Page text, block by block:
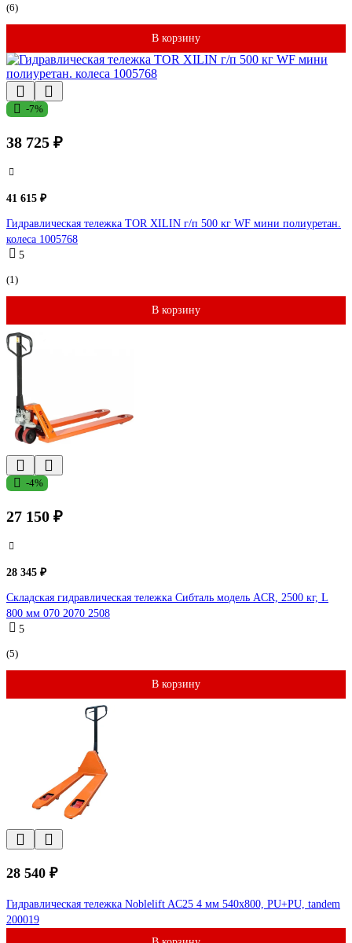
(6)
В корзину
-7%
38 725 ₽
41 615 ₽
Гидравлическая тележка TOR XILIN г/п 500 кг WF мини полиуретан.
колеса 1005768
5
(1)
В корзину
-4%
27 150 ₽
28 345 ₽
Складская гидравлическая тележка Сибталь модель ACR, 2500 кг, L
800 мм 070 2070 2508
5
(5)
В корзину
28 540 ₽
Гидравлическая тележка Noblelift AC25 4 мм 540x800, PU+PU, tandem
200019